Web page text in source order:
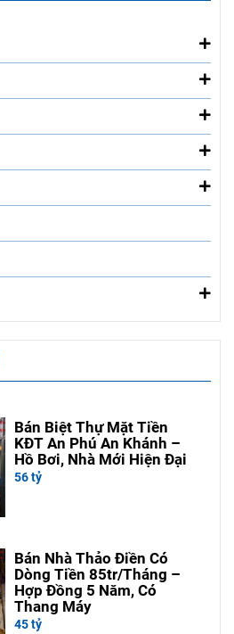
Bán Biệt Thự Mặt Tiền
KĐT An Phú An Khánh –
Hồ Bơi, Nhà Mới Hiện Đại
56 tỷ
Bán Nhà Thảo Điền Có
Dòng Tiền 85tr/Tháng –
Hợp Đồng 5 Năm, Có
Thang Máy
45 tỷ